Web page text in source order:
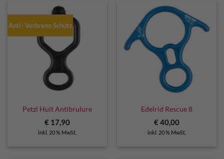
Anti- Verbrenn Schutz
Petzl Huit Antibrulure
€ 17,90
inkl. 20 % MwSt.
Edelrid Rescue 8
€40,00
inkl. 20 % MwSt.